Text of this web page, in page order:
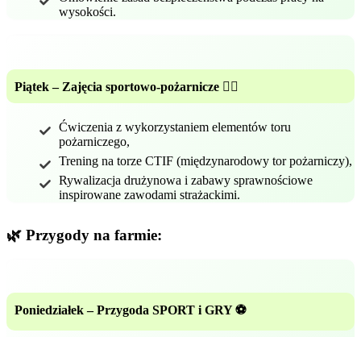
wysokości.
Piątek – Zajęcia sportowo-pożarnicze 🏃‍♂️
Ćwiczenia z wykorzystaniem elementów toru
pożarniczego,
Trening na torze CTIF (międzynarodowy tor pożarniczy),
Rywalizacja drużynowa i zabawy sprawnościowe
inspirowane zawodami strażackimi.
🌿 Przygody na farmie:
Poniedziałek – Przygoda SPORT i GRY ⚽